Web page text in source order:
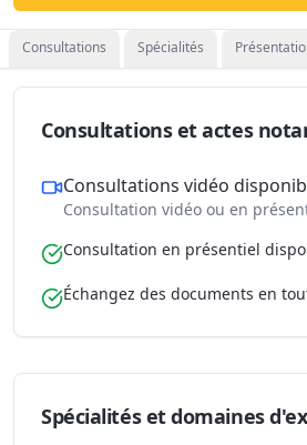
Consultations Spécialités
Consultations et actes
Consultations vidéo
Consultation vidéo ou en
Consultation en présentiel
Échangez des documents en
Spécialités et domaines